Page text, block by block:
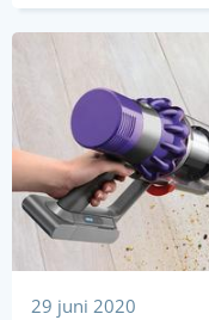
29 juni 2020